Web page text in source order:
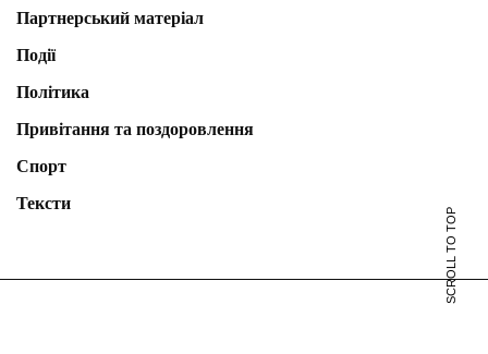
Партнерський матеріал
Події
Політика
Привітання та поздоровлення
Спорт
Тексти
SCROLL TO TOP